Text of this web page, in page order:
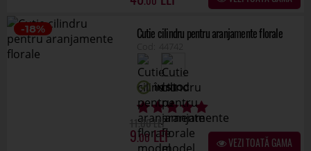
-20% Cutie pentru aranjamente florale
44720
ÎN STOC
10.00
.00